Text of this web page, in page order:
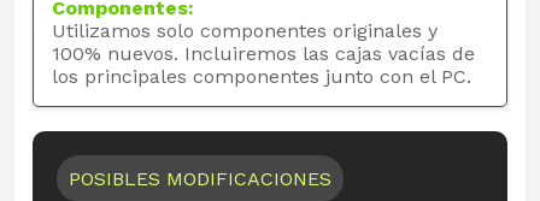
Componentes:
Utilizamos solo componentes originales y
100% nuevos. Incluiremos las cajas vacías de
los principales componentes junto con el PC.
POSIBLES MODIFICACIONES